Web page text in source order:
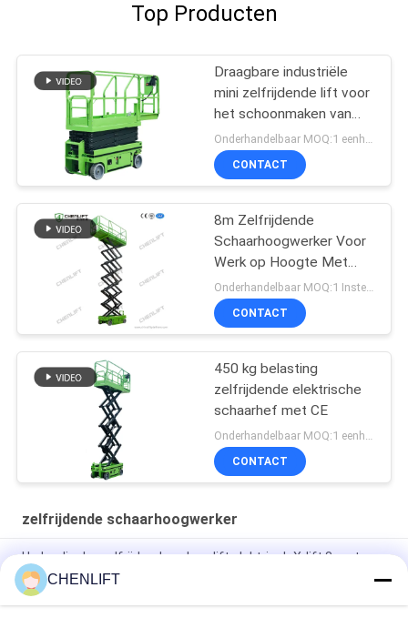
Top Producten
Draagbare industriële
mini zelfrijdende lift voor
het schoonmaken van
verf
Onderhandelbaar MOQ:1 eenheid
CONTACT
8m Zelfrijdende
Schaarhoogwerker Voor
Werk op Hoogte Met
230Kg Laadvermogen
CONTACT
450 kg belasting
zelfrijdende elektrische
schaarhef met CE
CONTACT
zelfrijdende schaarhoogwerker
Hydraulische zelfrijdende schaarlift elektrisch X-lift 8 meter
450 kg laadvermogen
6m platformhoogte zelfrijdende schaarlift met
CHENLIFT